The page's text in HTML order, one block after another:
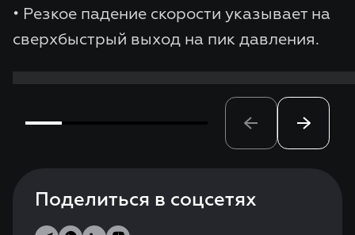
• Резкое падение скорости указывает на
сверхбыстрый выход на пик давления.
Поделиться в соцсетях